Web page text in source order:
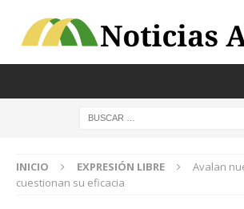
INICIO EXPRESIÓN LIBRE
Avalan
cuestionan su eficacia